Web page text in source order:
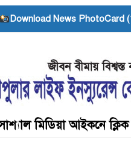
Download News PhotoCard
মিডিয়া আইকনে